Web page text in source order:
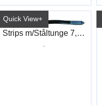
Quick View+
Strips m/Ståltunge 7,6X338 (50)
.